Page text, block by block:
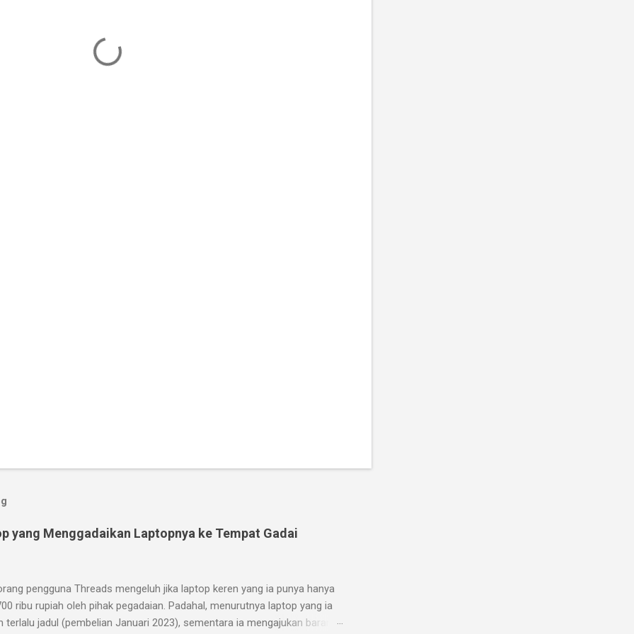
yang Menggadaikan Laptopnya ke Tempat Gadai
pengguna Threads mengeluh jika laptop keren yang ia punya hanya
ribu rupiah oleh pihak pegadaian. Padahal, menurutnya laptop yang ia
terlalu jadul (pembelian Januari 2023), sementara ia mengajukan barang